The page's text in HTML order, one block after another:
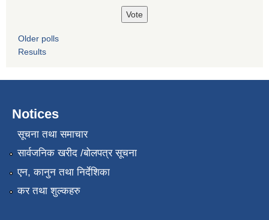
Older polls
Results
Notices
सूचना तथा समाचार
सार्वजनिक खरीद /बोलपत्र सूचना
एन, कानुन तथा निर्देशिका
कर तथा शुल्कहरु